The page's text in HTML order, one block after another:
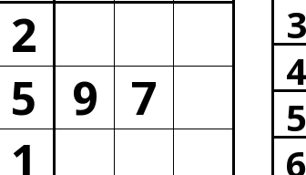
2
5 9 7
1
3
4
5
6